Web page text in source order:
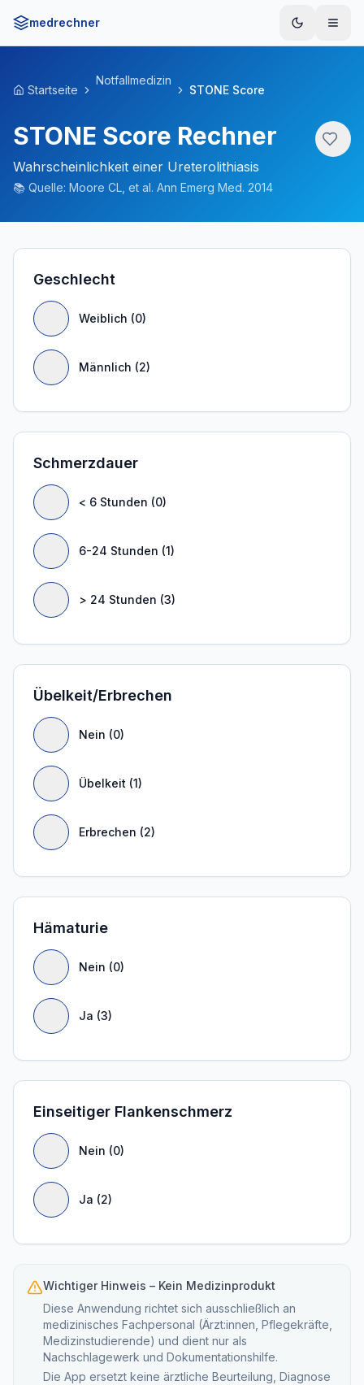
medrechner
Startseite
Notfallmedizin
STONE Score
STONE Score Rechner
Wahrscheinlichkeit einer Ureterolithiasis
📚 Quelle: Moore CL, et al. Ann Emerg Med. 2014
Geschlecht
Weiblich (0)
Männlich (2)
Schmerzdauer
< 6 Stunden (0)
6-24 Stunden (1)
> 24 Stunden (3)
Übelkeit/Erbrechen
Nein (0)
Übelkeit (1)
Erbrechen (2)
Hämaturie
Nein (0)
Ja (3)
Einseitiger Flankenschmerz
Nein (0)
Ja (2)
Wichtiger Hinweis – Kein Medizinprodukt
Diese Anwendung richtet sich ausschließlich an
medizinisches Fachpersonal (Ärzt:innen, Pflegekräfte,
Medizinstudierende) und dient nur als
Nachschlagewerk und Dokumentationshilfe.
Die App ersetzt keine ärztliche Beurteilung, Diagnose